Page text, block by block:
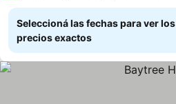
Seleccioná las fechas para ver los
precios exactos